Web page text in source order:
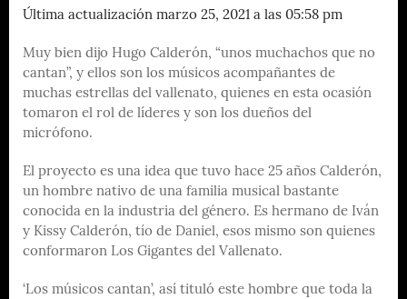
Última actualización marzo 25, 2021 a las 05:58 pm
Muy bien dijo Hugo Calderón, “unos muchachos que no
cantan”, y ellos son los músicos acompañantes de
muchas estrellas del vallenato, quienes en esta ocasión
tomaron el rol de líderes y son los dueños del
micrófono.
El proyecto es una idea que tuvo hace 25 años Calderón,
un hombre nativo de una familia musical bastante
conocida en la industria del género. Es hermano de Iván
y Kissy Calderón, tío de Daniel, esos mismo son quienes
conformaron Los Gigantes del Vallenato.
‘Los músicos cantan’, así tituló este hombre que toda la